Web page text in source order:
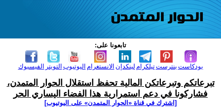
تابعونا على:
الفيسبوك التويتر اليوتيوب الانستغرام لينكدإن تيلكرامبنترست بودكاست
تبرعاتكم وتبرعاتكن المالية تحفظ استقلال الحوار المتمدن،
فشاركونا في دعم استمرارية هذا الفضاء اليساري الحر
[اشترك في قناة ‫«الحوار المتمدن» على اليوتيوب]